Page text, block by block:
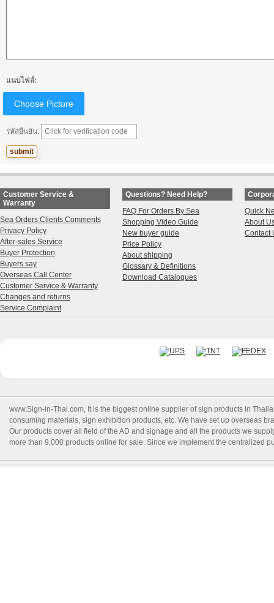
แนบไฟล์:
Choose Picture
รหัสยืนยัน:
Customer Service &
Warranty
Sea Orders Clients Comments
Privacy Policy
After-sales Service
Buyer Protection
Buyers say
Overseas Call Center
Customer Service & Warranty
Changes and returns
Service Complaint
Questions? Need Help?
FAQ For Orders By Sea
Shopping Video Guide
New buyer guide
Price Policy
About shipping
Glossary & Definitions
Download Catalogues
Quick
About
Contact
www.Sign-in-Thai.com, It is the biggest online supplier of sign products in
consuming materials, sign exhibition products, etc. We have set up overseas
Our products cover all field of the AD and signage and all the products we
more than 9,000 products online for sale. Since we implement the centralized